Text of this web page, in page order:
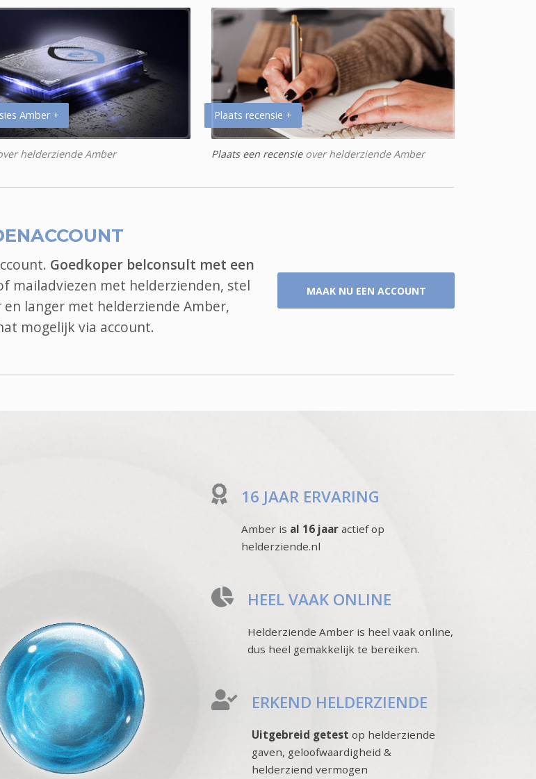
Amber +
helderziende Amber
Plaats recensie +
Plaats een recensieover helderziende Amber
Goedkoper belconsult met een
mailadviezen met helderzienden, stel
langer met helderziende Amber,
mogelijk via account.
MAAK NU EEN ACCOUNT
16 JAAR ERVARING
Amber is al 16 jaar actief op
helderziende.nl
HEEL VAAK ONLINE
Helderziende Amber is heel vaak online,
dus heel gemakkelijk te bereiken.
ERKEND HELDERZIENDE
Uitgebreid getest op helderziende
gaven, geloofwaardigheid &
helderziend vermogen